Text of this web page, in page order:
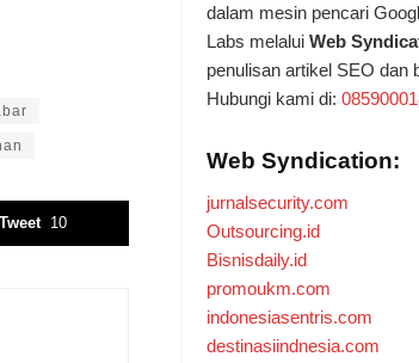
Tweet 10
dalam mesin pencari
Labs melalui Web
penulisan artikel SEO dan
Hubungi kami di:
Web Syndication:
jurnalsecurity.com
Outsourcing.id
Bisnisdaily.id
promoukm.com
indonesiasentris.com
destinasiindnesia.com